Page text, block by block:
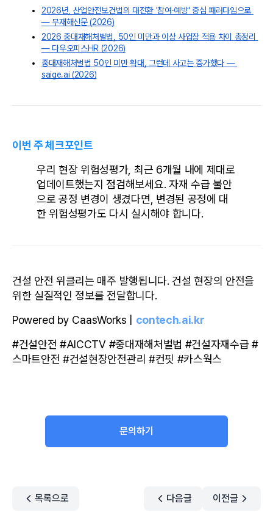
2026년, 산업안전보건법의 대전환 '참여·예방' 중심 패러다임으로
— 무재해신문 (2026)
2026 중대재해처벌법, 50인 미만과 이상 사업장 적용 차이 총정리
— 다우오피스HR (2026)
중대재해처벌법 50인 미만 확대, 그런데 사고는 증가했다 —
saige.ai (2026)
이번 주 체크포인트
우리 현장 위험성평가, 최근 6개월 내에 제대로
업데이트했는지 점검해보세요. 자재 수급 불안
으로 공정 변경이 생겼다면, 변경된 공정에 대
한 위험성평가도 다시 실시해야 합니다.
건설 안전 위클리는 매주 발행됩니다. 건설 현장의 안전을
위한 실질적인 정보를 전달합니다.
Powered by CaasWorks | contech.ai.kr
#건설안전 #AICCTV #중대재해처벌법 #건설자재수급 #
스마트안전 #건설현장안전관리 #컨핏 #카스웍스
문의하기
목록으로 다음글 이전글